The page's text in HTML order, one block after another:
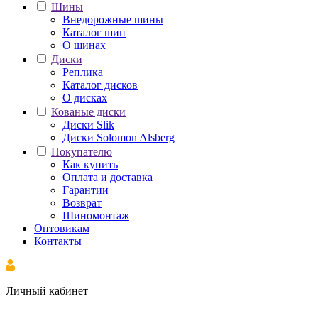
Шины
Внедорожные шины
Каталог шин
О шинах
Диски
Реплика
Каталог дисков
О дисках
Кованые диски
Диски Slik
Диски Solomon Alsberg
Покупателю
Как купить
Оплата и доставка
Гарантии
Возврат
Шиномонтаж
Оптовикам
Контакты
Личный кабинет